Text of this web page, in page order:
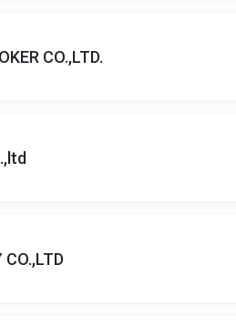
CO.,LTD.
CO.,LTD